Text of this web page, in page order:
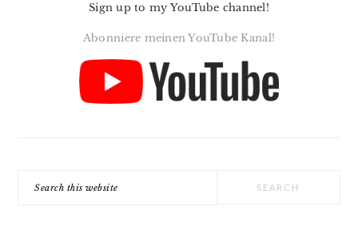
Sign up to my YouTube channel!
Abonniere meinen YouTube Kanal!